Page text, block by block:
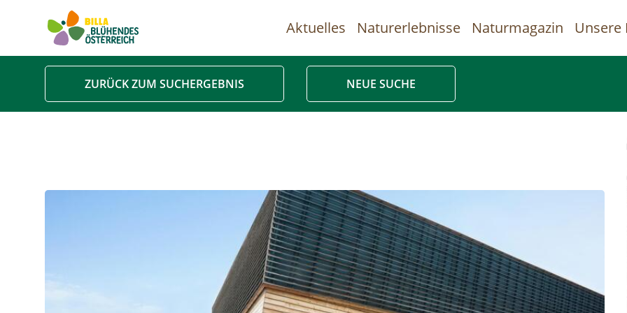
Direkt
Hauptnavigation
Aktuelles Naturerlebnisse Naturmagazin Unsere
ZURÜCK ZUM SUCHERGEBNIS NEUE SUCHE